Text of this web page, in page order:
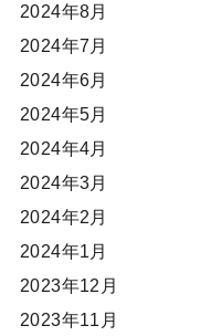
2024年8月
2024年7月
2024年6月
2024年5月
2024年4月
2024年3月
2024年2月
2024年1月
2023年12月
2023年11月